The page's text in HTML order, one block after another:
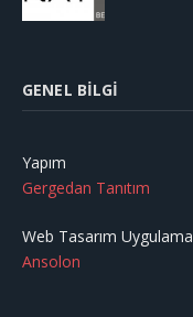
GENEL BILGI
Yapım
Gergedan Tanıtım
Web Tasarım Uygulama
Ansolon